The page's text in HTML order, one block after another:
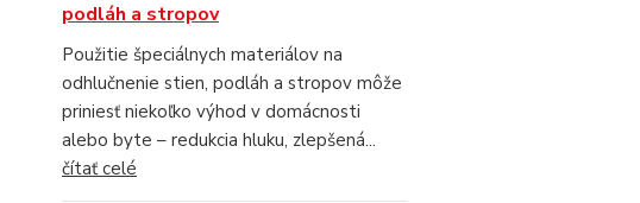
podláh a stropov
Použitie špeciálnych materiálov na
odhlučnenie stien, podláh a stropov môže
priniesť niekoľko výhod v domácnosti
alebo byte – redukcia hluku, zlepšená...
čítať celé